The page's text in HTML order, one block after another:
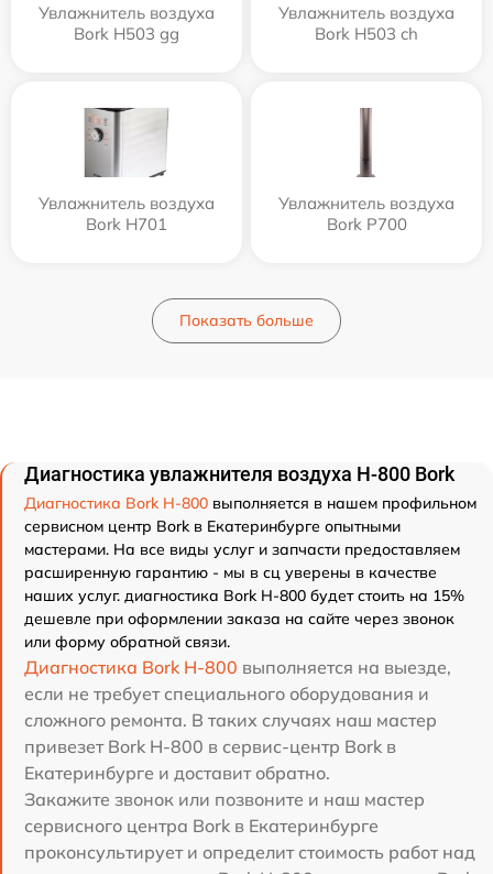
Увлажнитель воздуха
Bork H503 gg
Увлажнитель воздуха
Bork H503 ch
Увлажнитель воздуха
Bork H701
Увлажнитель воздуха
Bork P700
Показать больше
Диагностика увлажнителя воздуха H-800 Bork
Диагностика Bork H-800 выполняется в нашем профильном
сервисном центр Bork в Екатеринбурге опытными
мастерами. На все виды услуг и запчасти предоставляем
расширенную гарантию - мы в сц уверены в качестве
наших услуг. диагностика Bork H-800 будет стоить на 15%
дешевле при оформлении заказа на сайте через звонок
или форму обратной связи.
Диагностика Bork H-800 выполняется на выезде,
если не требует специального оборудования и
сложного ремонта. В таких случаях наш мастер
привезет Bork H-800 в сервис-центр Bork в
Екатеринбурге и доставит обратно.
Закажите звонок или позвоните и наш мастер
сервисного центра Bork в Екатеринбурге
проконсультирует и определит стоимость работ над